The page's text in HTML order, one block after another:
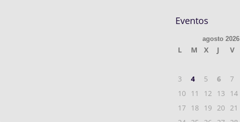
Eventos
agosto 2026
L M X J V
3
4 5 6 7
10
11 12 13 14
17
18 19 20 21